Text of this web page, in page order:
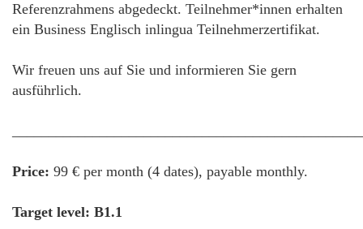
Referenzrahmens abgedeckt. Teilnehmer*innen erhalten
ein Business Englisch inlingua Teilnehmerzertifikat.
Wir freuen uns auf Sie und informieren Sie gern
ausführlich.
Price: 99 € per month (4 dates), payable monthly.
Target level: B1.1